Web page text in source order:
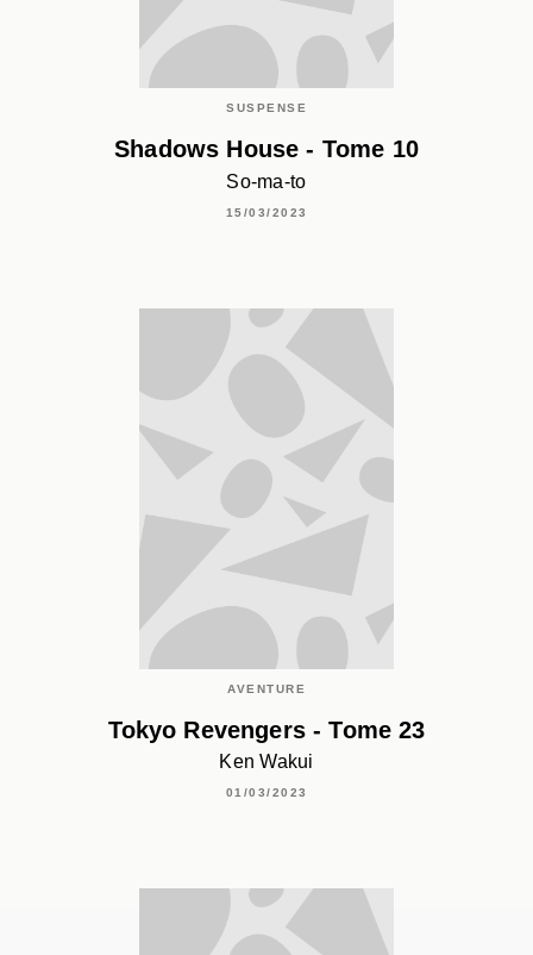
SUSPENSE
Shadows House - Tome 10
So-ma-to
15/03/2023
AVENTURE
Tokyo Revengers - Tome 23
Ken Wakui
01/03/2023